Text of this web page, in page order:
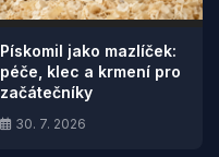
Pískomil jako mazlíček:
péče, klec a krmení pro
začátečníky
30. 7. 2026